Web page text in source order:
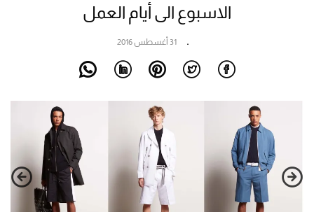
الاسبوع الى أيام العمل
31 أغسطس 2016